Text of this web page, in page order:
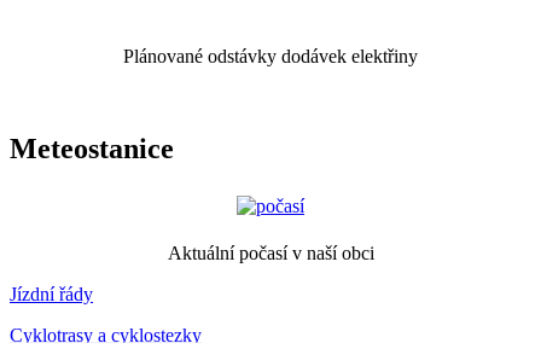
Plánované odstávky dodávek elektřiny
Meteostanice
Aktuální počasí v naší obci
Jízdní řády
Cyklotrasy a cyklostezky